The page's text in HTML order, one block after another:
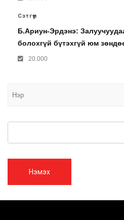
Сэтгүүл
Б.Ариун-Эрдэнэ:
болохгүй бүтэхгүй юм
20.000
Нэмэх